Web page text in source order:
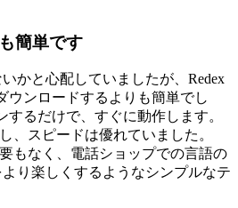
簡単です
かと心配していましたが、Redex
ウンロードするよりも簡単でし
するだけで、すぐに動作します。
、スピードは優れていました。
もなく、電話ショップでの言語の
り楽しくするようなシンプルなテ